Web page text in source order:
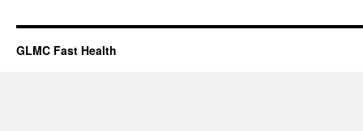
GLMC Fast Health